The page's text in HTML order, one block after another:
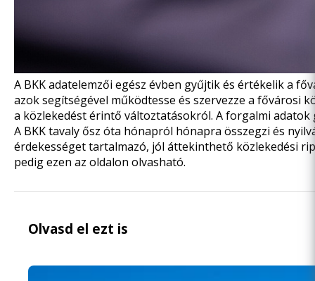
A BKK adatelemzői egész évben gyűjtik és értékelik a
azok segítségével működtesse és szervezze a fővárosi
a közlekedést érintő változtatásokról. A forgalmi
A BKK tavaly ősz óta hónapról hónapra összegzi és
érdekességet tartalmazó, jól áttekinthető közlekedési
pedigezen az oldalon olvasható.
Olvasd el ezt is